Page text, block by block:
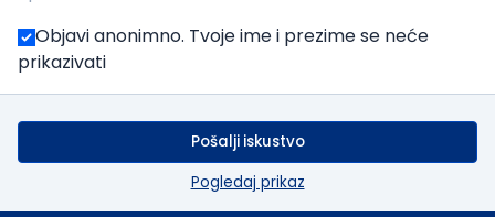
Objavi anonimno. Tvoje ime i prezime se neće
prikazivati
Pošalji iskustvo
Pogledaj prikaz